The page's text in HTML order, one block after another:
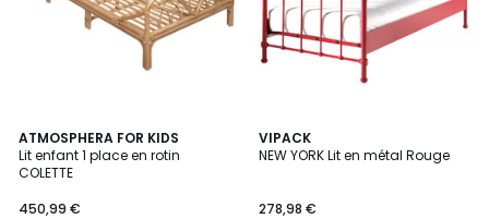
ATMOSPHERA FOR KIDS
Lit enfant 1 place en rotin
COLETTE
450,99 €
5
/
5
VIPACK
NEW YORK Lit en métal Rouge
278,98 €